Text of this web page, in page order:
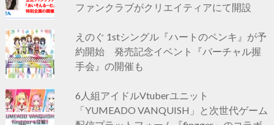
ファンクラブがクリエイティアにて開設
えのぐ 1stシングル『ハートのペンキ』が予
約開始 発売記念イベント『バーチャル握
手会』の開催も
6人組アイドルVtuberユニット
「YUMEADO VANQUISH」と次世代ゲーム